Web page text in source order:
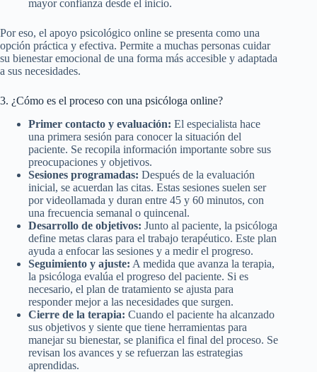
mayor confianza desde el inicio.
Por eso, el apoyo psicológico online se presenta como una
opción práctica y efectiva. Permite a muchas personas cuidar
su bienestar emocional de una forma más accesible y adaptada
a sus necesidades.
3. ¿Cómo es el proceso con una psicóloga online?
Primer contacto y evaluación: El especialista hace
una primera sesión para conocer la situación del
paciente. Se recopila información importante sobre sus
preocupaciones y objetivos.
Sesiones programadas: Después de la evaluación
inicial, se acuerdan las citas. Estas sesiones suelen ser
por videollamada y duran entre 45 y 60 minutos, con
una frecuencia semanal o quincenal.
Desarrollo de objetivos: Junto al paciente, la psicóloga
define metas claras para el trabajo terapéutico. Este plan
ayuda a enfocar las sesiones y a medir el progreso.
Seguimiento y ajuste: A medida que avanza la terapia,
la psicóloga evalúa el progreso del paciente. Si es
necesario, el plan de tratamiento se ajusta para
responder mejor a las necesidades que surgen.
Cierre de la terapia: Cuando el paciente ha alcanzado
sus objetivos y siente que tiene herramientas para
manejar su bienestar, se planifica el final del proceso. Se
revisan los avances y se refuerzan las estrategias
aprendidas.